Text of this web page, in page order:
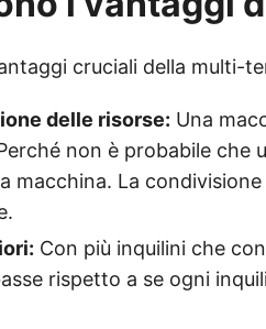
cruciali della multi-
delle risorse: Una
non è probabile che
macchina. La
Con più inquilini che
rispetto a se ogni